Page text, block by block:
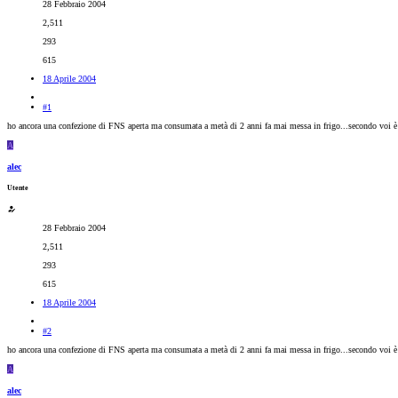
28 Febbraio 2004
2,511
293
615
18 Aprile 2004
#1
ho ancora una confezione di FNS aperta ma consumata a metà di 2 anni fa mai messa in frigo...secondo voi è
A
alec
Utente
28 Febbraio 2004
2,511
293
615
18 Aprile 2004
#2
ho ancora una confezione di FNS aperta ma consumata a metà di 2 anni fa mai messa in frigo...secondo voi è
A
alec